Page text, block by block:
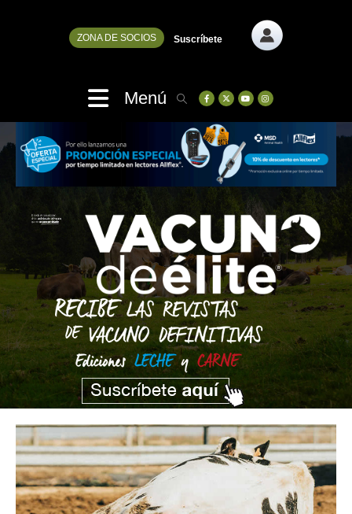
ZONA DE SOCIOS Suscríbete
Menú